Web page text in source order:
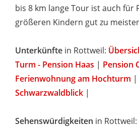
bis 8 km lange Tour ist auch für
größeren Kindern gut zu
Unterkünfte in Rottweil:
Turm - Pension Haas | Pension
Ferienwohnung am Hochturm |
Schwarzwaldblick |
Sehenswürdigkeiten in Rottweil: